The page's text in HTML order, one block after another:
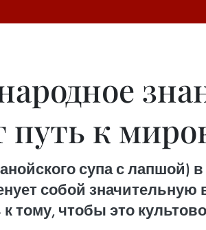
путь к
супа с лапшой)
собой
тому, чтобы это